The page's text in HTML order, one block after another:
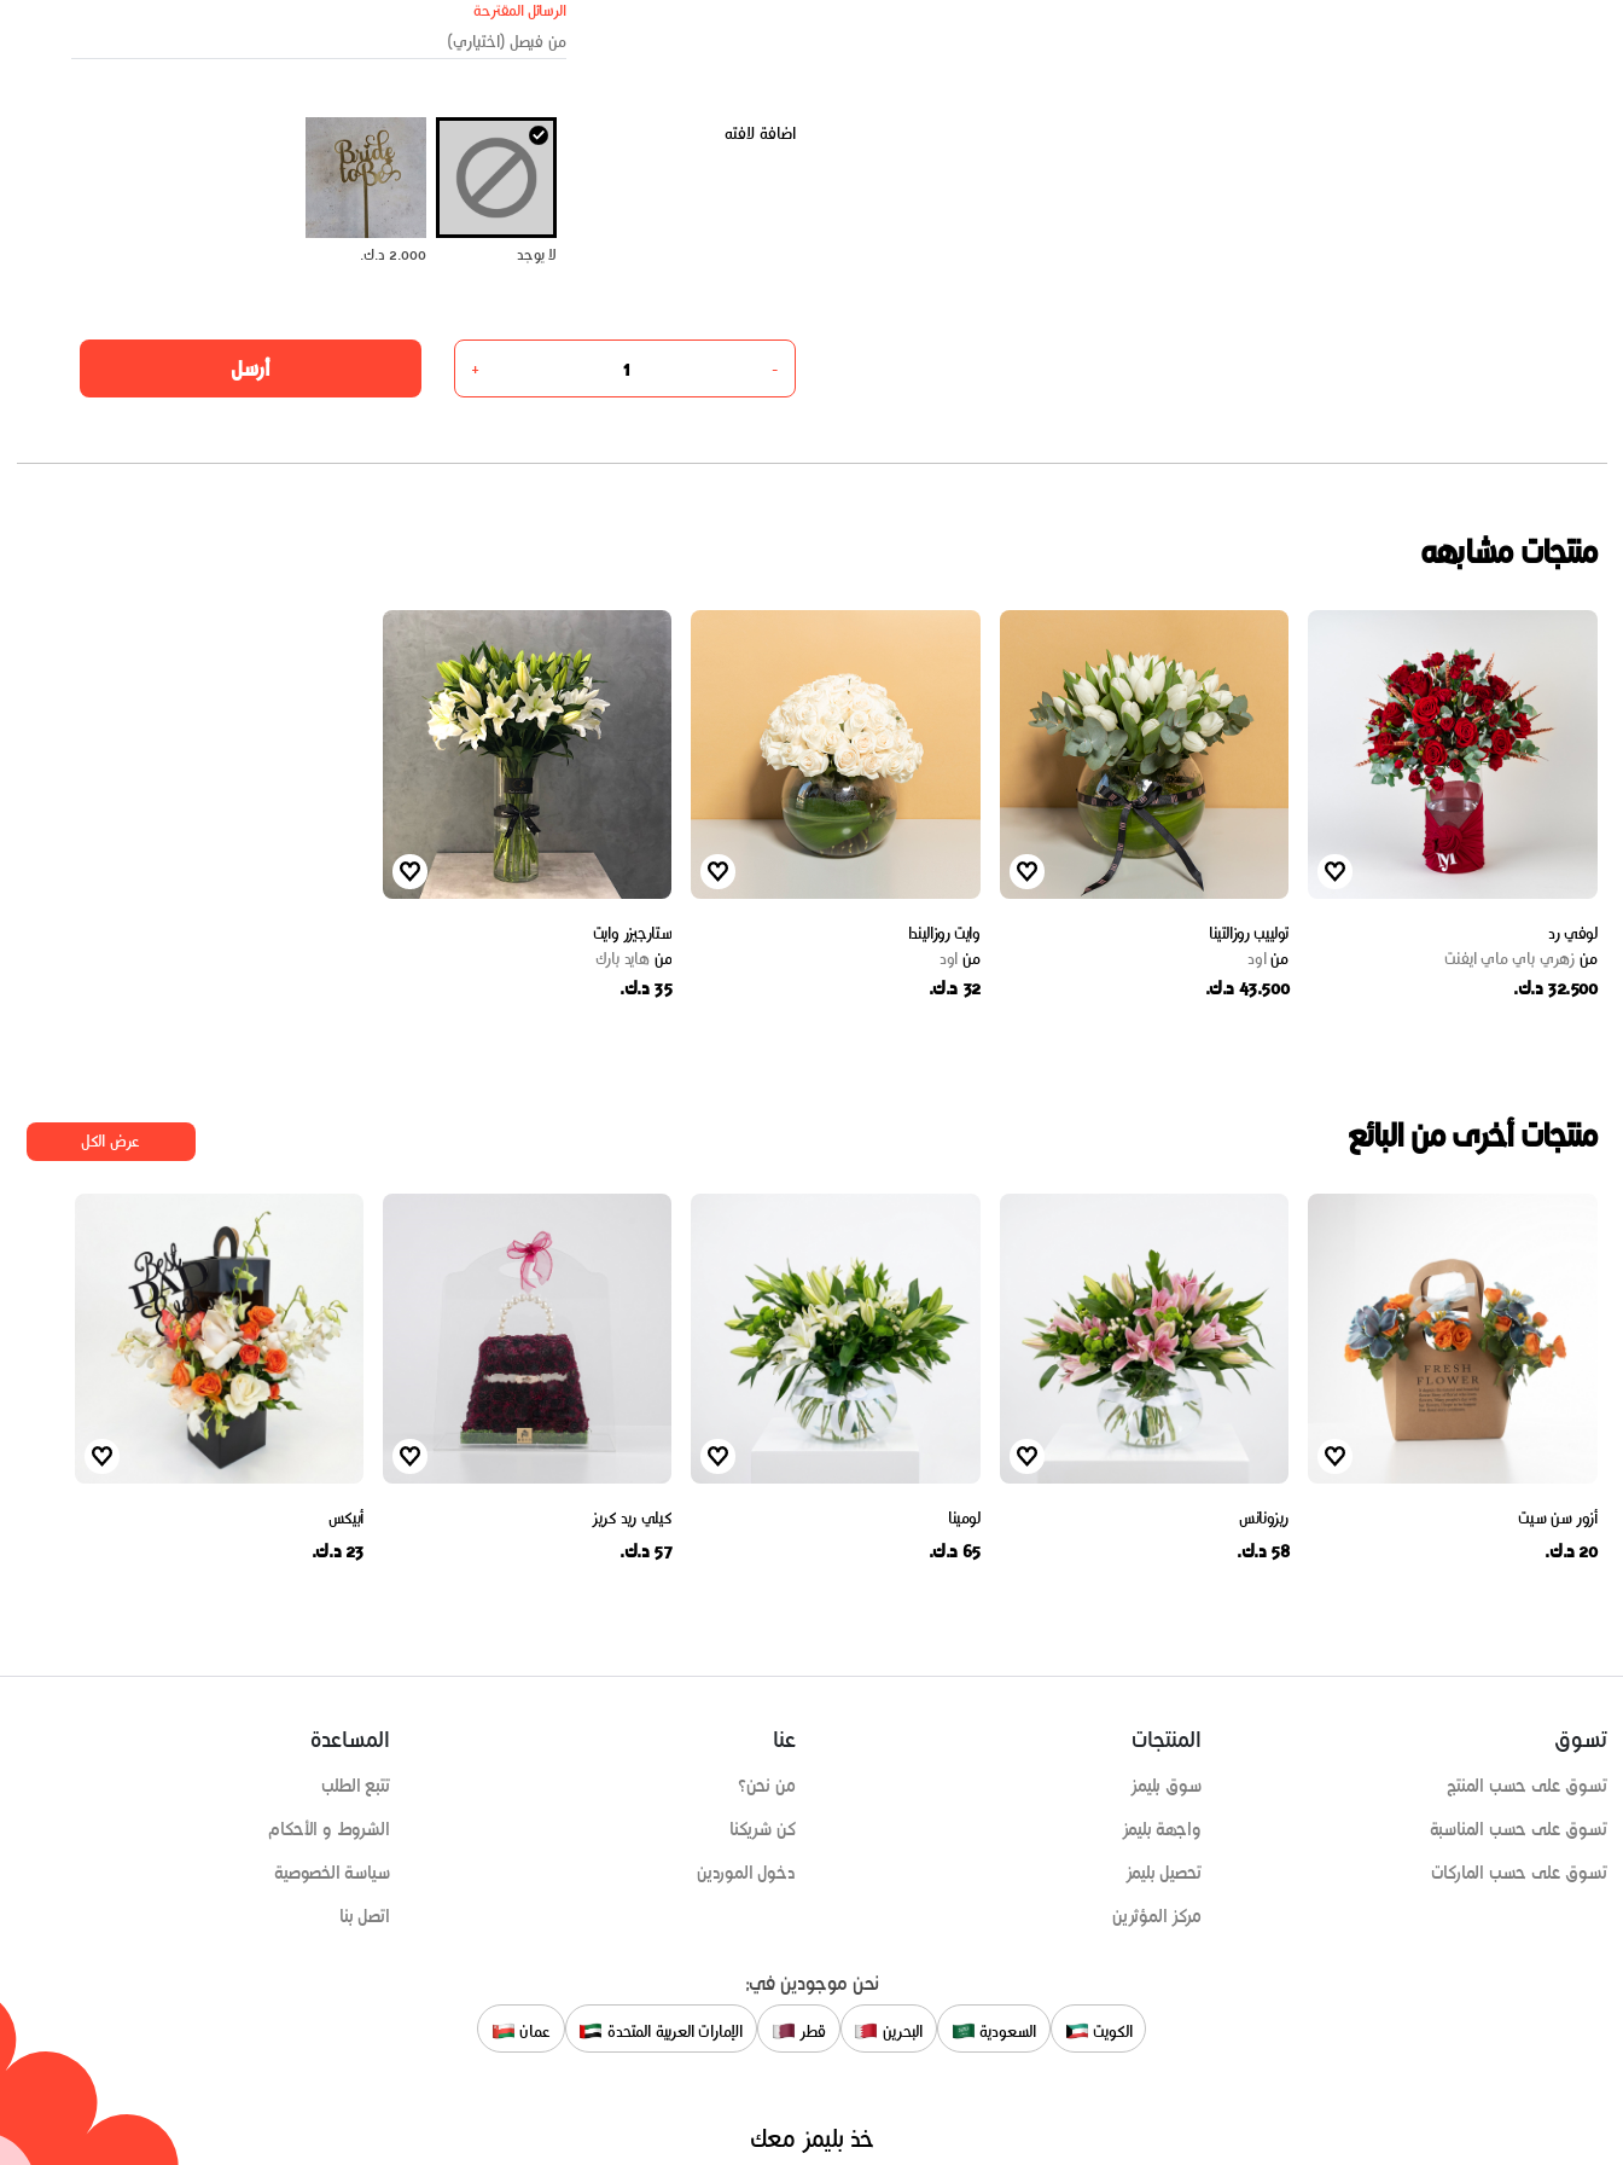
الرسائل المقترحة
اضافة لافته
لا يوجد 2.000 د.ك.
-
+ أرسل
منتجات مشابهه
لوفي رد
من زهري باي ماي ايفنت
32.500 د.ك.
تولييب روزالتينا
مناود
43.500 د.ك.
وايت روزاليندا
مناود
32 د.ك.
ستارجيزر وايت
من هايد بارك
35 د.ك.
منتجات أخرى من البائع عرض الكل
أزور سن سيت
20 د.ك.
ريزونانس
58 د.ك.
لومينا
65 د.ك.
كيلي ريد كريز
57 د.ك.
أبيكس
23 د.ك.
تسوق
تسوق على حسب المنتج
تسوق على حسب المناسبة
تسوق على حسب الماركات
المنتجات
سوق بليمز
واجهة بليمز
تحصيل بليمز
مركز المؤثرين
عنا
من نحن؟
كن شريكنا
دخول الموردين
المساعدة
تتبع الطلب
الشروط و الأحكام
سياسة الخصوصية
اتصل بنا
نحن موجودين في:
الكويت السعودية البحرين قطر الإمارات العربية المتحدة عمان
خذ بليمز معك